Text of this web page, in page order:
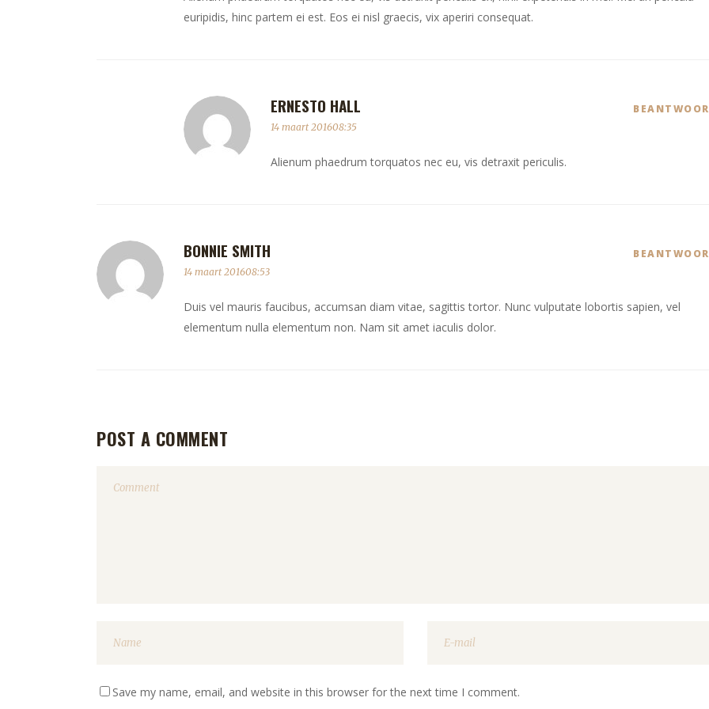
euripidis, hinc partem ei est. Eos ei nisl graecis, vix aperiri consequat.
ERNESTO HALL
14 maart 201608:35
Alienum phaedrum torquatos nec eu, vis detraxit periculis.
BONNIE SMITH
14 maart 201608:53
Duis vel mauris faucibus, accumsan diam vitae, sagittis tortor. Nunc vulputate lobortis sapien, vel
elementum nulla elementum non. Nam sit amet iaculis dolor.
POST A COMMENT
Save my name, email, and website in this browser for the next time I comment.